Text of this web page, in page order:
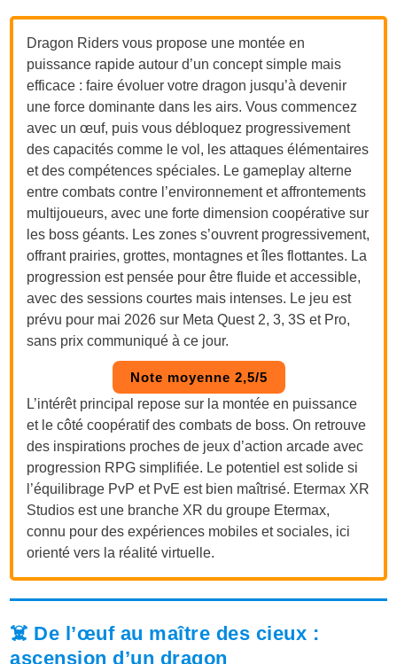
Dragon Riders vous propose une montée en
puissance rapide autour d’un concept simple mais
efficace : faire évoluer votre dragon jusqu’à devenir
une force dominante dans les airs. Vous commencez
avec un œuf, puis vous débloquez progressivement
des capacités comme le vol, les attaques élémentaires
et des compétences spéciales. Le gameplay alterne
entre combats contre l’environnement et affrontements
multijoueurs, avec une forte dimension coopérative sur
les boss géants. Les zones s’ouvrent progressivement,
offrant prairies, grottes, montagnes et îles flottantes. La
progression est pensée pour être fluide et accessible,
avec des sessions courtes mais intenses. Le jeu est
prévu pour mai 2026 sur Meta Quest 2, 3, 3S et Pro,
sans prix communiqué à ce jour.
Note moyenne 2,5/5
L’intérêt principal repose sur la montée en puissance
et le côté coopératif des combats de boss. On retrouve
des inspirations proches de jeux d’action arcade avec
progression RPG simplifiée. Le potentiel est solide si
l’équilibrage PvP et PvE est bien maîtrisé. Etermax XR
Studios est une branche XR du groupe Etermax,
connu pour des expériences mobiles et sociales, ici
orienté vers la réalité virtuelle.
☠️ De l’œuf au maître des cieux :
ascension d’un dragon